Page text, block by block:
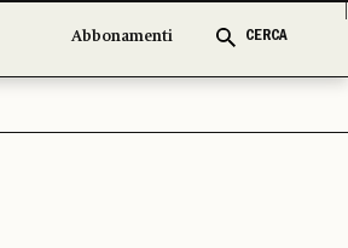
Abbonamenti CERCA